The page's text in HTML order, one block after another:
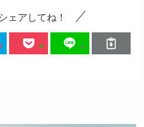
ェアしてね！